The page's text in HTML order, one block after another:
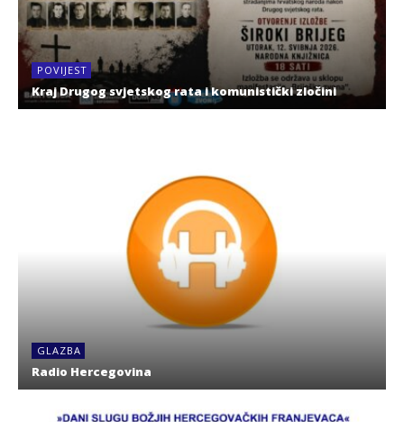
POVIJEST
Kraj Drugog svjetskog rata i komunistički zločini
GLAZBA
Radio Hercegovina